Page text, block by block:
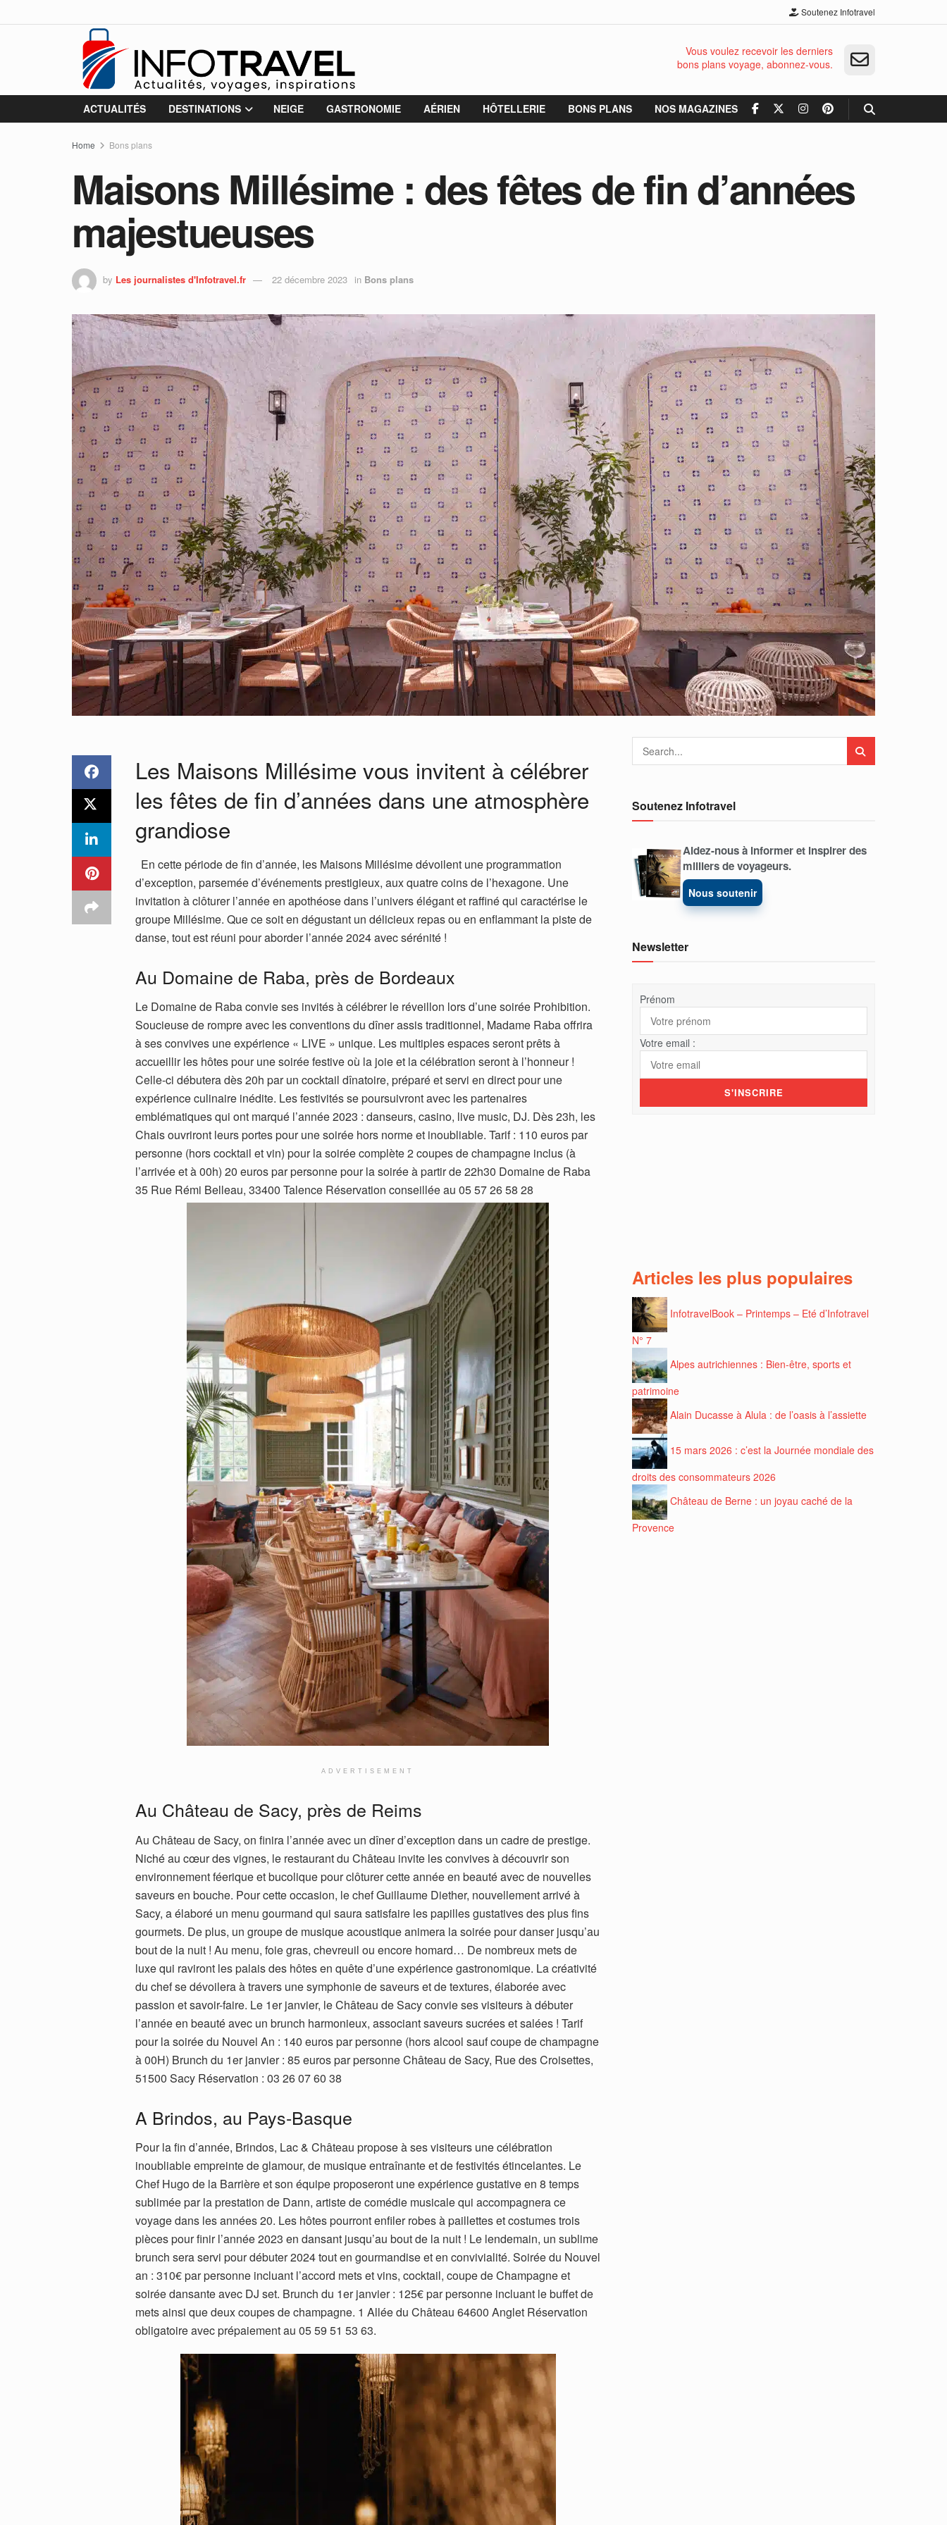
Soutenez Infotravel
Vous voulez recevoir les derniers
bons plans voyage, abonnez-vous.
ACTUALITÉS DESTINATIONS NEIGE GASTRONOMIE AÉRIEN HÔTELLERIE BONS PLANS NOS MAGAZINES
Home Bons plans
Maisons Millésime : des fêtes de fin d’années
majestueuses
by Les journalistes d'Infotravel.fr 22 décembre 2023 in Bons plans
Les Maisons Millésime vous invitent à célébrer
les fêtes de fin d’années dans une atmosphère
grandiose
En cette période de fin d’année, les Maisons Millésime dévoilent une programmation
d’exception, parsemée d’événements prestigieux, aux quatre coins de l’hexagone. Une
invitation à clôturer l’année en apothéose dans l’univers élégant et raffiné qui caractérise le
groupe Millésime. Que ce soit en dégustant un délicieux repas ou en enflammant la piste de
danse, tout est réuni pour aborder l’année 2024 avec sérénité !
Au Domaine de Raba, près de Bordeaux
Le Domaine de Raba convie ses invités à célébrer le réveillon lors d’une soirée Prohibition.
Soucieuse de rompre avec les conventions du dîner assis traditionnel, Madame Raba offrira
à ses convives une expérience « LIVE » unique. Les multiples espaces seront prêts à
accueillir les hôtes pour une soirée festive où la joie et la célébration seront à l’honneur !
Celle-ci débutera dès 20h par un cocktail dînatoire, préparé et servi en direct pour une
expérience culinaire inédite. Les festivités se poursuivront avec les partenaires
emblématiques qui ont marqué l’année 2023 : danseurs, casino, live music, DJ. Dès 23h, les
Chais ouvriront leurs portes pour une soirée hors norme et inoubliable. Tarif : 110 euros par
personne (hors cocktail et vin) pour la soirée complète 2 coupes de champagne inclus (à
l’arrivée et à 00h) 20 euros par personne pour la soirée à partir de 22h30 Domaine de Raba
35 Rue Rémi Belleau, 33400 Talence Réservation conseillée au 05 57 26 58 28
ADVERTISEMENT
Au Château de Sacy, près de Reims
Au Château de Sacy, on finira l’année avec un dîner d’exception dans un cadre de prestige.
Niché au cœur des vignes, le restaurant du Château invite les convives à découvrir son
environnement féerique et bucolique pour clôturer cette année en beauté avec de nouvelles
saveurs en bouche. Pour cette occasion, le chef Guillaume Diether, nouvellement arrivé à
Sacy, a élaboré un menu gourmand qui saura satisfaire les papilles gustatives des plus fins
gourmets. De plus, un groupe de musique acoustique animera la soirée pour danser jusqu’au
bout de la nuit ! Au menu, foie gras, chevreuil ou encore homard… De nombreux mets de
luxe qui raviront les palais des hôtes en quête d’une expérience gastronomique. La créativité
du chef se dévoilera à travers une symphonie de saveurs et de textures, élaborée avec
passion et savoir-faire. Le 1er janvier, le Château de Sacy convie ses visiteurs à débuter
l’année en beauté avec un brunch harmonieux, associant saveurs sucrées et salées ! Tarif
pour la soirée du Nouvel An : 140 euros par personne (hors alcool sauf coupe de champagne
à 00H) Brunch du 1er janvier : 85 euros par personne Château de Sacy, Rue des Croisettes,
51500 Sacy Réservation : 03 26 07 60 38
A Brindos, au Pays-Basque
Pour la fin d’année, Brindos, Lac & Château propose à ses visiteurs une célébration
inoubliable empreinte de glamour, de musique entraînante et de festivités étincelantes. Le
Chef Hugo de la Barrière et son équipe proposeront une expérience gustative en 8 temps
sublimée par la prestation de Dann, artiste de comédie musicale qui accompagnera ce
voyage dans les années 20. Les hôtes pourront enfiler robes à paillettes et costumes trois
pièces pour finir l’année 2023 en dansant jusqu’au bout de la nuit ! Le lendemain, un sublime
brunch sera servi pour débuter 2024 tout en gourmandise et en convivialité. Soirée du Nouvel
an : 310€ par personne incluant l’accord mets et vins, cocktail, coupe de Champagne et
soirée dansante avec DJ set. Brunch du 1er janvier : 125€ par personne incluant le buffet de
mets ainsi que deux coupes de champagne. 1 Allée du Château 64600 Anglet Réservation
obligatoire avec prépaiement au 05 59 51 53 63.
Soutenez Infotravel
Aidez-nous à informer et inspirer des
milliers de voyageurs.
Nous soutenir
Newsletter
Prénom
Votre email :
Articles les plus populaires
InfotravelBook – Printemps – Eté d’Infotravel
N° 7
Alpes autrichiennes : Bien-être, sports et
patrimoine
Alain Ducasse à Alula : de l’oasis à l’assiette
15 mars 2026 : c’est la Journée mondiale des
droits des consommateurs 2026
Château de Berne : un joyau caché de la
Provence